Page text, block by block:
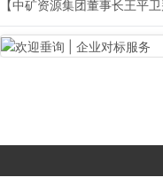
【中矿资源集团董事长王平